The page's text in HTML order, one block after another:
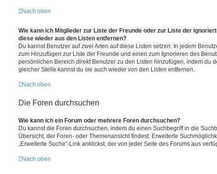
Nach oben
Wie kann ich Mitglieder zur Liste der Freunde oder zur Liste der
diese wieder aus den Listen entfernen?
Du kannst Benutzer auf zwei Arten auf diese Listen setzen: In jedem
zum Hinzufügen zur Liste der Freunde und einen zum Ignorieren des
persönlichen Bereich direkt Benutzer zu den Listen hinzufügen, indem du
gleicher Stelle kannst du sie auch wieder von den Listen entfernen.
Nach oben
Die Foren durchsuchen
Wie kann ich ein Forum oder mehrere Foren durchsuchen?
Du kannst die Foren durchsuchen, indem du einen Suchbegriff in die
Übersicht, der Foren- oder Themenansicht findest. Erweiterte
„Erweiterte Suche“-Link anklickst, der von jeder Seite des Forums aus
Nach oben